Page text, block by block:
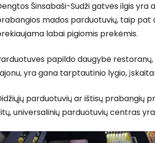
Šinsabaši-Sudži gatvės ilgis yra
mados parduotuvių, taip pat
labai pigiomis prekėmis.
papildo daugybė
yra gana tarptautinio lygio,
parduotuvių ar ištisų prabangių
universalinių parduotuvių centras